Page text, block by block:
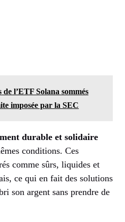
de l’ETF Solana sommés
imposée par la SEC
durable et solidaire
conditions. Ces
comme sûrs, liquides et
ce qui en fait des solutions
son argent sans prendre de